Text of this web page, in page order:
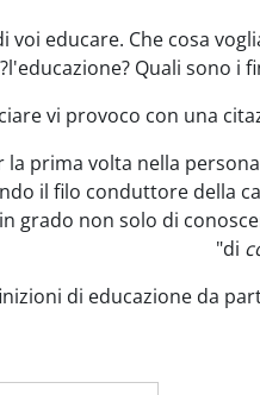
voi educare. Che cosa
l'educazione? Quali sono i
vi provoco con una
prima volta nella
il filo conduttore della
grado non solo di
di
di educazione da